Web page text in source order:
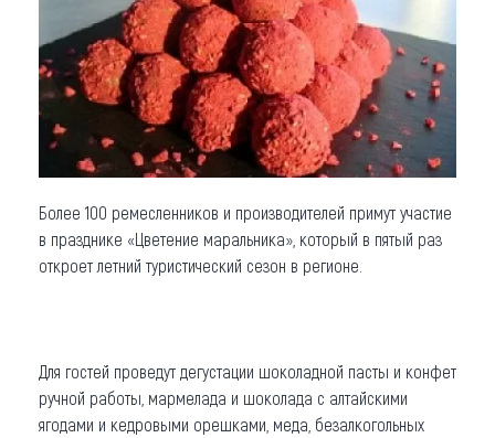
Коллекция впечатлений
Другие рубрики
Более 100 ремесленников и производителей примут участие
в празднике «Цветение маральника», который в пятый раз
откроет летний туристический сезон в регионе.
Для гостей проведут дегустации шоколадной пасты и конфет
ручной работы, мармелада и шоколада с алтайскими
ягодами и кедровыми орешками, меда, безалкогольных